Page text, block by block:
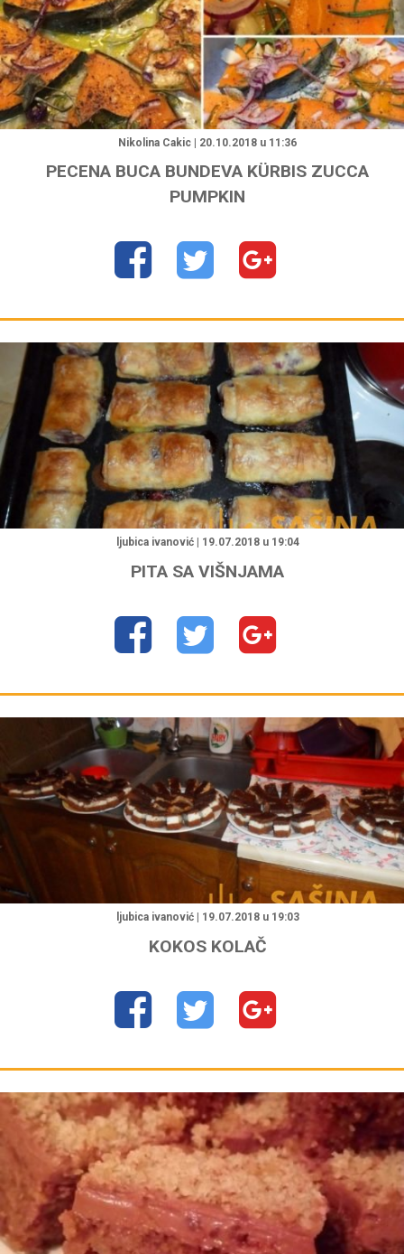
Nikolina Cakic | 20.10.2018 u 11:36
PECENA BUCA BUNDEVA KÜRBIS ZUCCA
PUMPKIN
ljubica ivanović | 19.07.2018 u 19:04
PITA SA VIŠNJAMA
ljubica ivanović | 19.07.2018 u 19:03
KOKOS KOLAČ